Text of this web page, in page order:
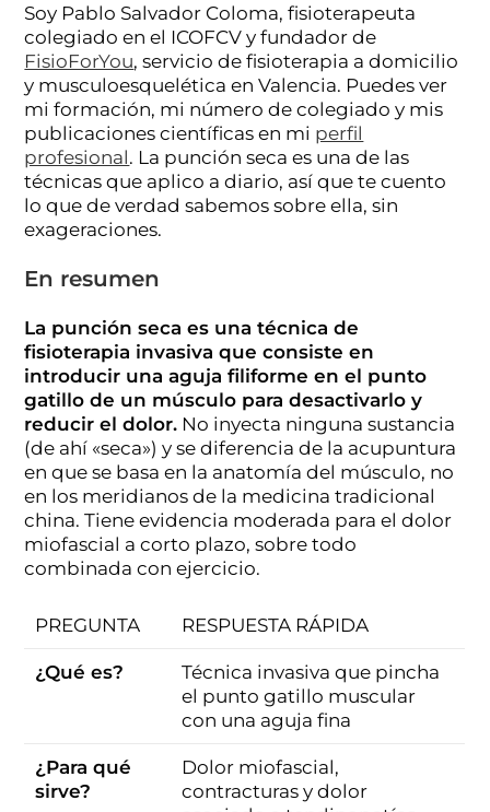
Soy Pablo Salvador Coloma, fisioterapeuta
colegiado en el ICOFCV y fundador de
FisioForYou, servicio de fisioterapia a domicilio
y musculoesquelética en Valencia. Puedes ver
mi formación, mi número de colegiado y mis
publicaciones científicas en mi perfil
profesional. La punción seca es una de las
técnicas que aplico a diario, así que te cuento
lo que de verdad sabemos sobre ella, sin
exageraciones.
En resumen
La punción seca es una técnica de
fisioterapia invasiva que consiste en
introducir una aguja filiforme en el punto
gatillo de un músculo para desactivarlo y
reducir el dolor. No inyecta ninguna sustancia
(de ahí «seca») y se diferencia de la acupuntura
en que se basa en la anatomía del músculo, no
en los meridianos de la medicina tradicional
china. Tiene evidencia moderada para el dolor
miofascial a corto plazo, sobre todo
combinada con ejercicio.
PREGUNTA RESPUESTA RÁPIDA
¿Qué es?
Técnica invasiva que pincha
el punto gatillo muscular
con una aguja fina
¿Para qué
sirve?
Dolor miofascial,
contracturas y dolor